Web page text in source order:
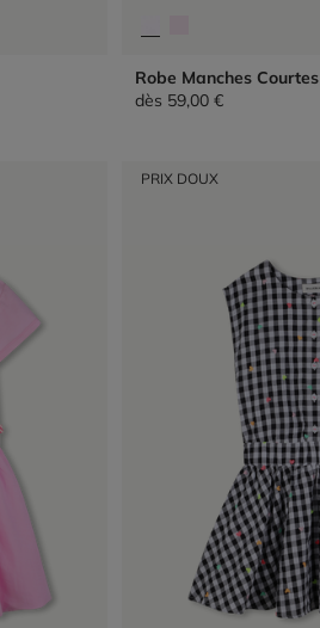
Robe Manches Courtes
dès 59,00 €
PRIX DOUX